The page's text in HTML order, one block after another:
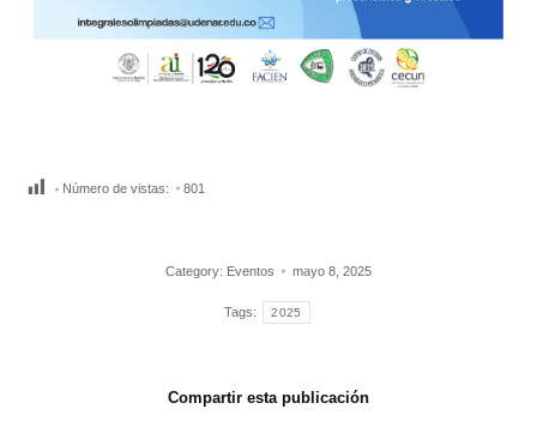
Número de vistas: 801
Category: Eventos mayo 8, 2025
Tags: 2025
Compartir esta publicación